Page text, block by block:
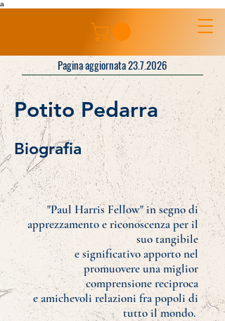
a
Pagina aggiornata 23.7.2026
Potito Pedarra
Biografia
"Paul Harris Fellow" in segno di
apprezzamento e riconoscenza per il
suo tangibile
e significativo apporto nel
promuovere una miglior
comprensione reciproca
e amichevoli relazioni fra popoli di
tutto il mondo.